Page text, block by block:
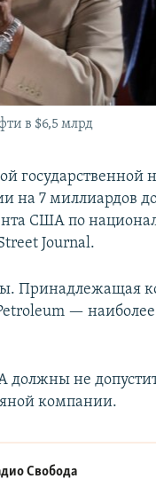
в $6,5 млрд
государственной
на 7 миллиардов
США по
Journal.
Принадлежащая
—
должны не
компании.
Свобода